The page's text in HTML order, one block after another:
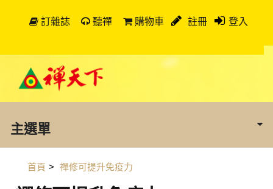
訂雜誌 聽禪 購物車 註冊 登入
主選單
首頁 > 禪修可提升免疫力